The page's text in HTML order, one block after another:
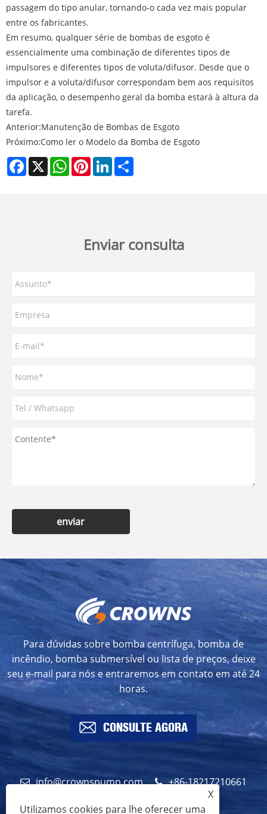
passagem do tipo anular, tornando-o cada vez mais popular
entre os fabricantes.
Em resumo, qualquer série de bombas de esgoto é
essencialmente uma combinação de diferentes tipos de
impulsores e diferentes tipos de voluta/difusor. Desde que o
impulsor e a voluta/difusor correspondam bem aos requisitos
da aplicação, o desempenho geral da bomba estará à altura da
tarefa.
Anterior:​Manutenção de Bombas de Esgoto
Próximo:​Como ler o Modelo da Bomba de Esgoto
Facebook
X WhatsAppPinterestLinkedIn
Enviar consulta
enviar
Para dúvidas sobre bomba centrífuga, bomba de
incêndio, bomba submersível ou lista de preços, deixe
seu e-mail para nós e entraremos em contato em até 24
horas.
CONSULTE AGORA
+86-18217210661
info@crownspump.com
+86-18217210661
X
Utilizamos cookies para lhe oferecer uma